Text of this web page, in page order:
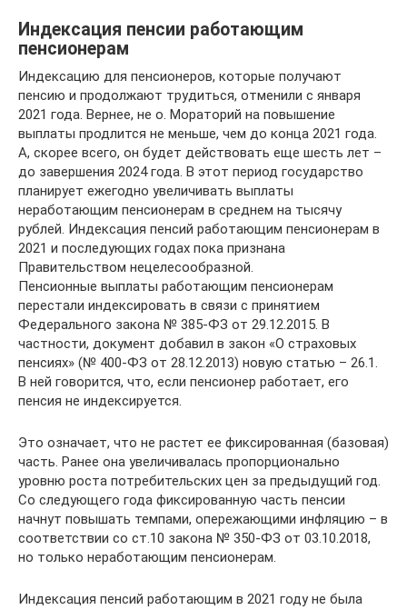
Индексация пенсии работающим
пенсионерам
Индексацию для пенсионеров, которые получают
пенсию и продолжают трудиться, отменили с января
2021 года. Вернее, не о. Мораторий на повышение
выплаты продлится не меньше, чем до конца 2021 года.
А, скорее всего, он будет действовать еще шесть лет –
до завершения 2024 года. В этот период государство
планирует ежегодно увеличивать выплаты
неработающим пенсионерам в среднем на тысячу
рублей. Индексация пенсий работающим пенсионерам в
2021 и последующих годах пока признана
Правительством нецелесообразной.
Пенсионные выплаты работающим пенсионерам
перестали индексировать в связи с принятием
Федерального закона № 385-ФЗ от 29.12.2015. В
частности, документ добавил в закон «О страховых
пенсиях» (№ 400-ФЗ от 28.12.2013) новую статью – 26.1.
В ней говорится, что, если пенсионер работает, его
пенсия не индексируется.
Это означает, что не растет ее фиксированная (базовая)
часть. Ранее она увеличивалась пропорционально
уровню роста потребительских цен за предыдущий год.
Со следующего года фиксированную часть пенсии
начнут повышать темпами, опережающими инфляцию – в
соответствии со ст.10 закона № 350-ФЗ от 03.10.2018,
но только неработающим пенсионерам.
Индексация пенсий работающим в 2021 году не была